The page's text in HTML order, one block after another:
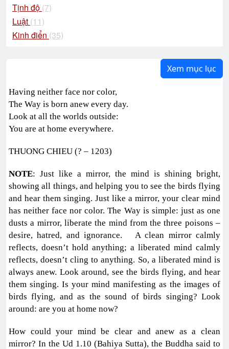
Tịnh độ (7)
Luật (11)
Kinh điển (35)
Xem mục lục
Having neither face nor color,
The Way is born anew every day.
Look at all the worlds outside:
You are at home everywhere.
THUONG CHIEU (? – 1203)
NOTE: Just like a mirror, the mind is shining bright,
showing all things, and helping you to see the birds flying
and hear them singing. Just like a mirror, your clear mind
has neither face nor color. The Way is simple: just as one
dusts a mirror, liberate the mind from the three poisons –
desire, hatred, and ignorance. A clean mirror calmly
reflects, doesn’t hold anything; a liberated mind calmly
reflects, doesn’t cling to anything. So, a liberated mind is
always anew. Look around, see the birds flying, and hear
them singing. Is your mind manifesting as the images of
birds flying, and as the sound of birds singing? Look
around: are you at home now?
How could your mind be clear and anew as a clean
mirror? In the Ud 1.10 (Bahiya Sutta), the Buddha said to